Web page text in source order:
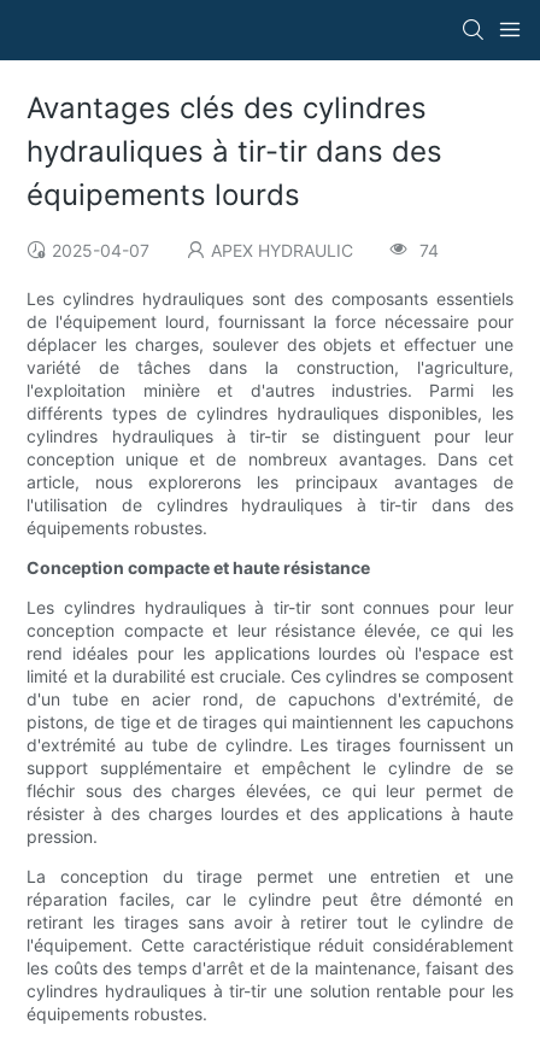
Avantages clés des cylindres
hydrauliques à tir-tir dans des
équipements lourds
2025-04-07 APEX HYDRAULIC 74
Les cylindres hydrauliques sont des composants essentiels
de l'équipement lourd, fournissant la force nécessaire pour
déplacer les charges, soulever des objets et effectuer une
variété de tâches dans la construction, l'agriculture,
l'exploitation minière et d'autres industries. Parmi les
différents types de cylindres hydrauliques disponibles, les
cylindres hydrauliques à tir-tir se distinguent pour leur
conception unique et de nombreux avantages. Dans cet
article, nous explorerons les principaux avantages de
l'utilisation de cylindres hydrauliques à tir-tir dans des
équipements robustes.
Conception compacte et haute résistance
Les cylindres hydrauliques à tir-tir sont connues pour leur
conception compacte et leur résistance élevée, ce qui les
rend idéales pour les applications lourdes où l'espace est
limité et la durabilité est cruciale. Ces cylindres se composent
d'un tube en acier rond, de capuchons d'extrémité, de
pistons, de tige et de tirages qui maintiennent les capuchons
d'extrémité au tube de cylindre. Les tirages fournissent un
support supplémentaire et empêchent le cylindre de se
fléchir sous des charges élevées, ce qui leur permet de
résister à des charges lourdes et des applications à haute
pression.
La conception du tirage permet une entretien et une
réparation faciles, car le cylindre peut être démonté en
retirant les tirages sans avoir à retirer tout le cylindre de
l'équipement. Cette caractéristique réduit considérablement
les coûts des temps d'arrêt et de la maintenance, faisant des
cylindres hydrauliques à tir-tir une solution rentable pour les
équipements robustes.